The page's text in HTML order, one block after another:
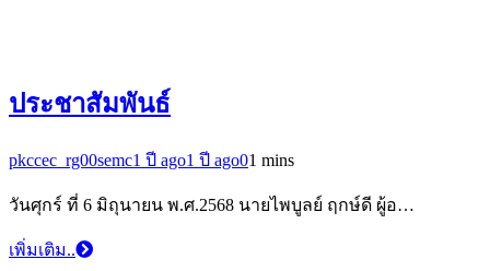
ประชาสัมพันธ์
pkccec_rg00semc1 ปี ago1 ปี ago01 mins
วันศุกร์ ที่ 6 มิถุนายน พ.ศ.2568 นายไพบูลย์ ฤกษ์ดี ผู้อ…
เพิ่มเติม..